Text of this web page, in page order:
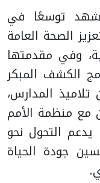
توسعًا في
الصحة العامة
وفي مقدمتها
وبرامج الكشف المبكر
تلاميذ المدارس،
مع منظمة الأمم
التحول نحو
جودة الحياة